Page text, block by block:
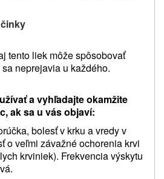
tento liek môže spôsobovať
neprejavia u každého.
a vyhľadajte okamžite
ak sa u vás objaví:
bolesť v krku a vredy v
o veľmi závažné ochorenia krvi
krviniek). Frekvencia výskytu